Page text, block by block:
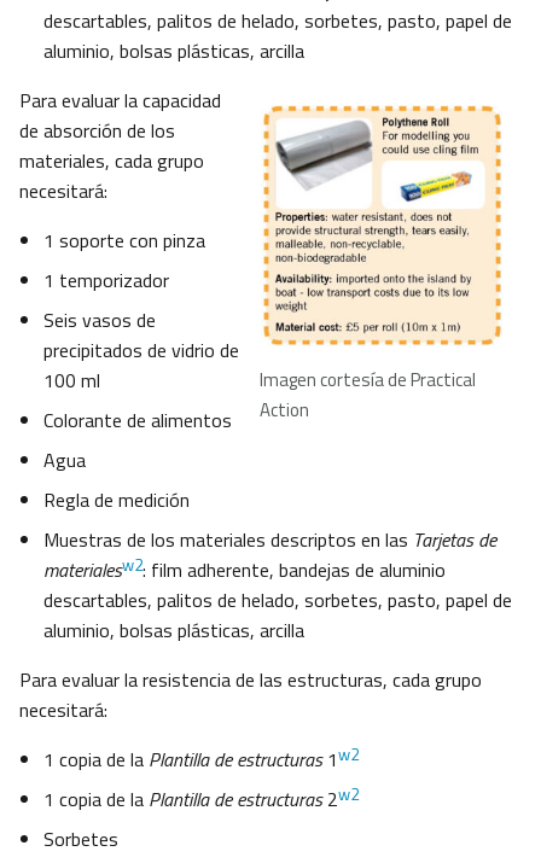
descartables, palitos de helado, sorbetes, pasto, papel de
aluminio, bolsas plásticas, arcilla
Imagen cortesía de Practical
Action
Para evaluar la capacidad
de absorción de los
materiales, cada grupo
necesitará:
1 soporte con pinza
1 temporizador
Seis vasos de
precipitados de vidrio de
100 ml
Colorante de alimentos
Agua
Regla de medición
Muestras de los materiales descriptos en las Tarjetas de
materialesw2: film adherente, bandejas de aluminio
descartables, palitos de helado, sorbetes, pasto, papel de
aluminio, bolsas plásticas, arcilla
Para evaluar la resistencia de las estructuras, cada grupo
necesitará:
1 copia de la Plantilla de estructuras1w2
1 copia de la Plantilla de estructuras2w2
Sorbetes